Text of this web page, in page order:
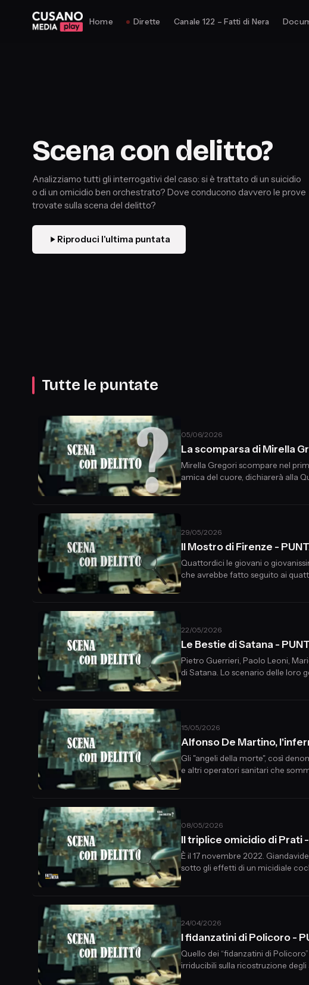
Home Dirette Canale 122 – Fatti di Nera
Scena con delitto?
Analizziamo tutti gli interrogativi del caso: si è trattato di un suicidio
o di un omicidio ben orchestrato? Dove conducono davvero le prove
trovate sulla scena del delitto?
Riproduci l'ultima puntata
Tutte le puntate
05/06/2026
La scomparsa di Mirella
Mirella Gregori scompare nel
amica del cuore, dichiarerà alla
comuni. Mirella, una ragazza
29/05/2026
Il Mostro di Firenze -
Quattordici le giovani o
che avrebbe fatto seguito ai
duplici omicidi, a 14 ergastoli.
22/05/2026
Le Bestie di Satana -
Pietro Guerrieri, Paolo Leoni,
di Satana. Lo scenario delle loro
mai fatto parte della setta
15/05/2026
Alfonso De Martino,
Gli "angeli della morte", così
e altri operatori sanitari che
da patologie croniche, farmaci o
08/05/2026
Il triplice omicidio di Prati -
È il 17 novembre 2022.
sotto gli effetti di un micidiale
24/04/2026
I fidanzatini di Policoro -
Quello dei “fidanzatini di
irriducibili sulla ricostruzione
vengono trovati morti dalla